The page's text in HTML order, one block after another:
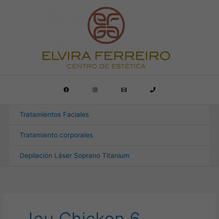
Tratamientos Faciales
Tratamiento corporales
Depilación Láser Soprano Titanium